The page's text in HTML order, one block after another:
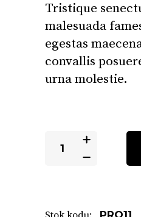
Tristique
malesuada
egestas
convallis
urna molestie.
Batteries
quantity
PRO11